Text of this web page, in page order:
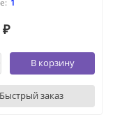
₽
В корзину
Быстрый заказ